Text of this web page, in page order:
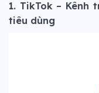
1. TikTok – Kênh
tiêu dùng